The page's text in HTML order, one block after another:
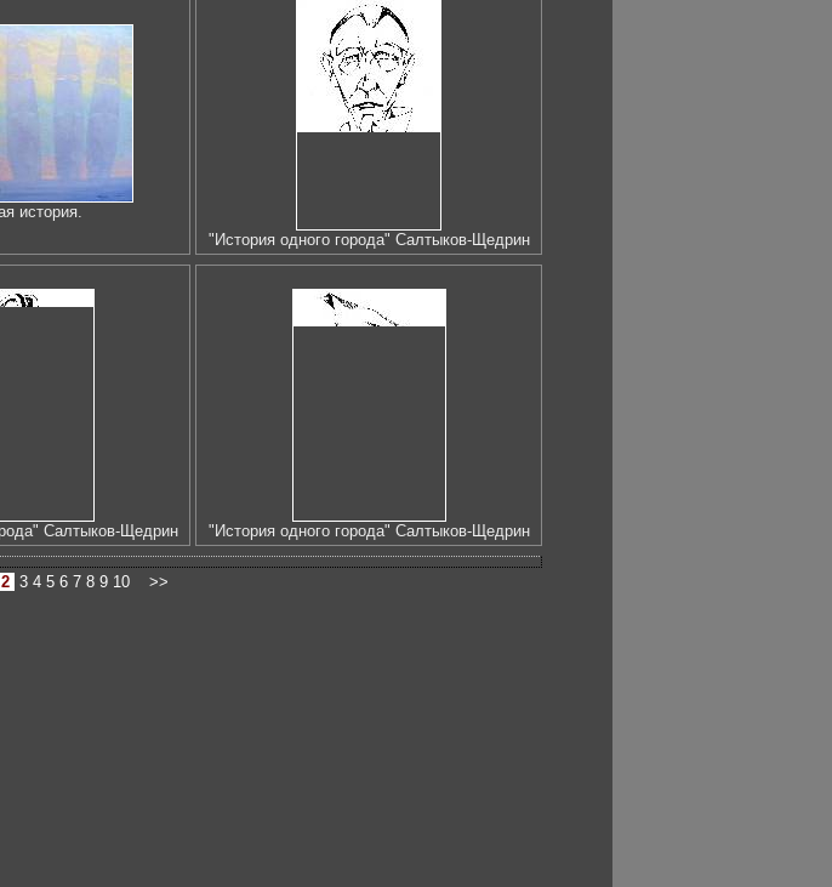
история.
"История одного города" Салтыков-Щедрин
Салтыков-Щедрин "История одного города" Салтыков-Щедрин
2 3 4 5 6 7 8 9 10 >>